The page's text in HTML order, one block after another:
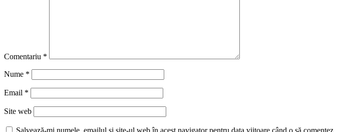
Comentariu *
Nume *
Email *
Site web
Salvează-mi numele, emailul și site-ul web în acest navigator pentru data viitoare când o să comentez.